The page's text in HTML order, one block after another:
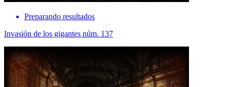
Preparando resultados
Invasión de los gigantes núm. 137